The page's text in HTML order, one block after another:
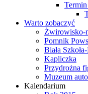
Warto zobaczyć
Żwirowisko-
Pomnik
Biała
Kapliczka
Przydrożna
Muzeum
Kalendarium